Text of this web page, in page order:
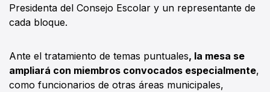
Presidenta del Consejo Escolar y un representante de
cada bloque.
Ante el tratamiento de temas puntuales, la mesa se
ampliará con miembros convocados especialmente,
como funcionarios de otras áreas municipales,